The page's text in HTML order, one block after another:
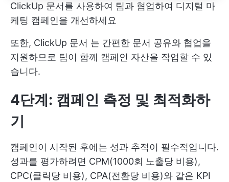
ClickUp 문서를 사용하여 팀과 협업하여 디지털 마
케팅 캠페인을 개선하세요
또한, ClickUp 문서 는 간편한 문서 공유와 협업을
지원하므로 팀이 함께 캠페인 자산을 작업할 수 있
습니다.
4단계: 캠페인 측정 및 최적화하
기
캠페인이 시작된 후에는 성과 추적이 필수적입니다.
성과를 평가하려면 CPM(1000회 노출당 비용),
CPC(클릭당 비용), CPA(전환당 비용)와 같은 KPI